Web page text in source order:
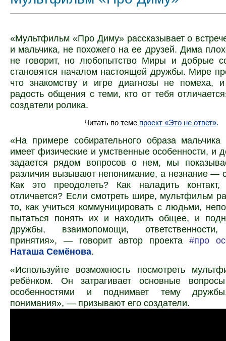
«Мультфильм «Про Диму» рассказывает о
и мальчика, не похожего на ее друзей. Дима
не говорит, но любопытство Миры и добрые
становятся началом настоящей дружбы. Мире
что знакомству и игре диагнозы не помеха,
радость общения с теми, кто от тебя
создатели ролика.
Читать по теме проект «Это не ответ».
«На примере собирательного образа
имеет физические и умственные особенности, и
задается рядом вопросов о нем, мы
различия вызывают непонимание, а незнание —
Как это преодолеть? Как наладить контакт,
отличается? Если смотреть шире, мультфильм
то, как учиться коммуницировать с людьми,
пытаться понять их и находить общее, и
дружбы, взаимопомощи,
принятия», — говорит автор проекта #про
Наташа Семёнова.
«Используйте возможность посмотреть
ребёнком. Он затрагивает основные
особенностями и поднимает тему
понимания», — призывают его создатели.